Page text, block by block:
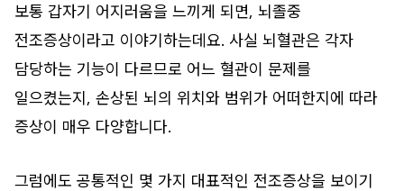
보통 갑자기 어지러움을 느끼게 되면, 뇌졸중
전조증상이라고 이야기하는데요. 사실 뇌혈관은 각자
담당하는 기능이 다르므로 어느 혈관이 문제를
일으켰는지, 손상된 뇌의 위치와 범위가 어떠한지에 따라
증상이 매우 다양합니다.
그럼에도 공통적인 몇 가지 대표적인 전조증상을 보이기